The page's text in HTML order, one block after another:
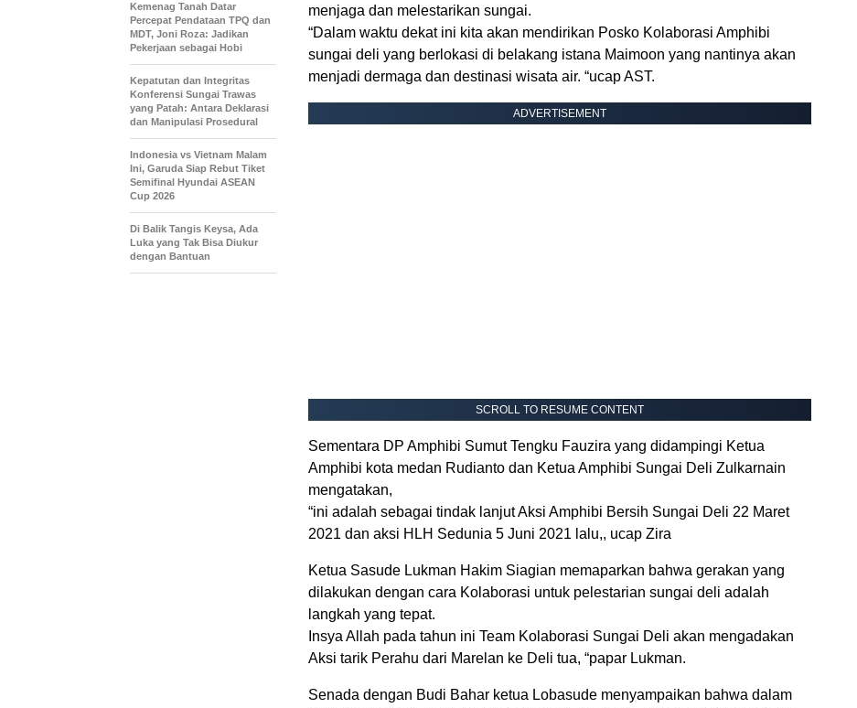
menjaga dan melestarikan sungai.
“Dalam waktu dekat ini kita akan mendirikan Posko Kolaborasi Amphibi
sungai deli yang berlokasi di belakang istana Maimoon yang nantinya akan
menjadi dermaga dan destinasi wisata air. “ucap AST.
ADVERTISEMENT
SCROLL TO RESUME CONTENT
Sementara DP Amphibi Sumut Tengku Fauzira yang didampingi Ketua
Amphibi kota medan Rudianto dan Ketua Amphibi Sungai Deli Zulkarnain
mengatakan,
“ini adalah sebagai tindak lanjut Aksi Amphibi Bersih Sungai Deli 22 Maret
2021 dan aksi HLH Sedunia 5 Juni 2021 lalu,, ucap Zira
Ketua Sasude Lukman Hakim Siagian memaparkan bahwa gerakan yang
dilakukan dengan cara Kolaborasi untuk pelestarian sungai deli adalah
langkah yang tepat.
Insya Allah pada tahun ini Team Kolaborasi Sungai Deli akan mengadakan
Aksi tarik Perahu dari Marelan ke Deli tua, “papar Lukman.
Senada dengan Budi Bahar ketua Lobasude menyampaikan bahwa dalam
Kemenag Tanah Datar
Percepat Pendataan TPQ dan
MDT, Joni Roza: Jadikan
Pekerjaan sebagai Hobi
Kepatutan dan Integritas
Konferensi Sungai Trawas
yang Patah: Antara Deklarasi
dan Manipulasi Prosedural
Indonesia vs Vietnam Malam
Ini, Garuda Siap Rebut Tiket
Semifinal Hyundai ASEAN
Cup 2026
Di Balik Tangis Keysa, Ada
Luka yang Tak Bisa Diukur
dengan Bantuan